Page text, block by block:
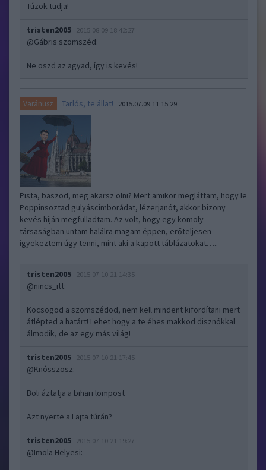
Túzok tudja!
tristen2005 2015.08.09 18:42:27
@Gábris szomszéd:
Ne oszd az agyad, így is kevés!
Varánusz Tarlós, te állat! 2015.07.09 11:15:29
Pista, baszod, meg akarsz ölni? Mert amikor megláttam, hogy le
Poppinsoztad gulyáscimborádat, lézerjanót, akkor bizony
kevés híján megfulladtam. Az volt, hogy egy komoly
társaságban untam halálra magam éppen, erőteljesen
igyekeztem úgy tenni, mint aki a kapott táblázatokat…..
tristen2005 2015.07.10 21:14:35
@nincs_itt:
Köcsögöd a szomszédod, nem kell mindent kifordítani mert
átlépted a határt! Lehet hogy a te éhes makkod disznókkal
álmodik, de az egy más világ!
tristen2005 2015.07.10 21:17:45
@Knósszosz:
Boli áztatja a bihari lompost
Azt nyerte a Lajta túrán?
tristen2005 2015.07.10 21:19:27
@Imola Helyesi: